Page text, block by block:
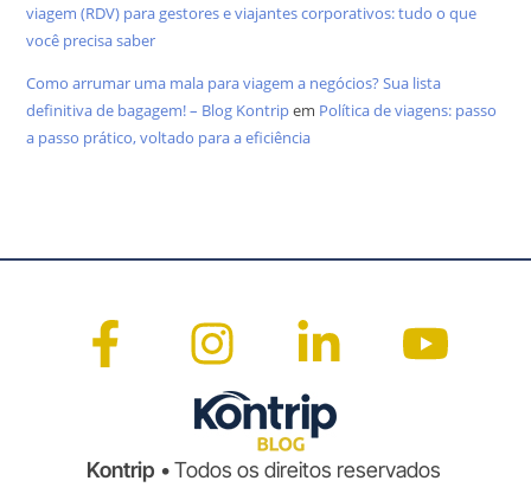
viagem (RDV) para gestores e viajantes corporativos: tudo o que
você precisa saber
Como arrumar uma mala para viagem a negócios? Sua lista
definitiva de bagagem! – Blog Kontripem Política de viagens: passo
a passo prático, voltado para a eficiência
Kontrip • Todos os direitos reservados